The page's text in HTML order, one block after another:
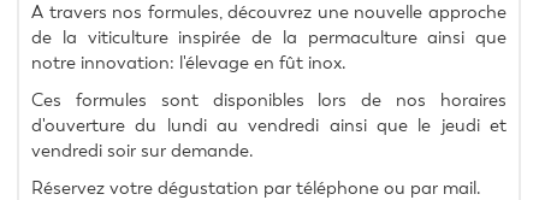
A travers nos formules, découvrez une nouvelle approche
de la viticulture inspirée de la permaculture ainsi que
notre innovation: l'élevage en fût inox.
Ces formules sont disponibles lors de nos horaires
d'ouverture du lundi au vendredi ainsi que le jeudi et
vendredi soir sur demande.
Réservez votre dégustation par téléphone ou par mail.